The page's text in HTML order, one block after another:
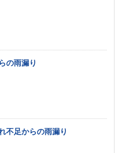
の雨漏り
不足からの雨漏り